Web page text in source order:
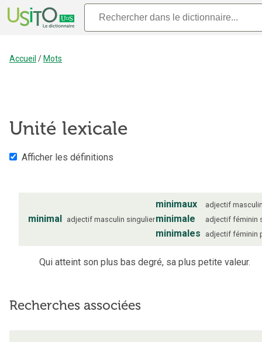
Accueil / Mots
Unité lexicale
Afficher les définitions
minimal adjectif masculin singulier
minimaux adjectif
minimale adjectif féminin
minimales adjectif féminin
Qui atteint son plus bas degré, sa plus petite valeur.
Recherches associées